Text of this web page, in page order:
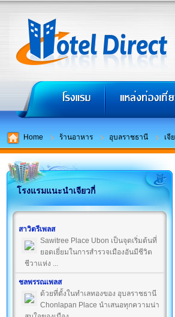
Home ร้านอาหาร อุบลราชธานี เจี
โรงแรมแนะนำเจียวกี่
สาวิตรีเพลส
Sawitree Place Ubon เป็นจุดเริ่มต้นที่
ยอดเยี่ยมในการสำรวจเมืองอันมีชีวิต
ชีวาแห่ง ...
ชลพรรณเพลส
ด้วยที่ตั้งในทำเลทองของ อุบลราชธานี
Chonlapan Place นำเสนอทุกความน่า